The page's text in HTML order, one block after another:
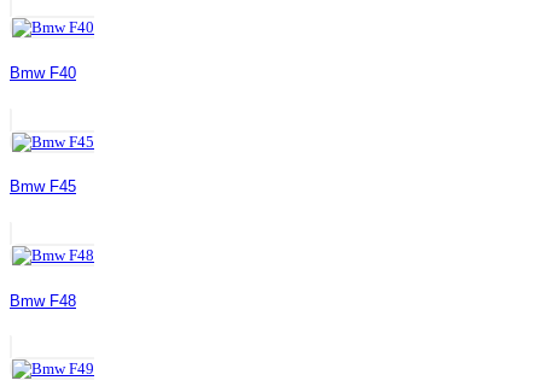
Bmw F40
Bmw F45
Bmw F48